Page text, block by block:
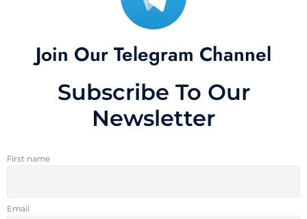
Join Our Telegram Channel
Subscribe To Our
Newsletter
First name
Email